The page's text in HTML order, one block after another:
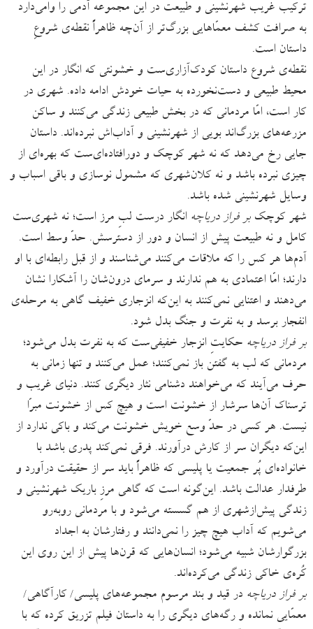
ترکیب غریب شهرنشینی و طبیعت در این مجموعه آدمی را وامی‌دارد
به صرافت کشف معمّاهایی بزرگ‌تر از آن‌چه ظاهراً نقطه‌ی شروعِ
داستان است.
نقطه‌ی شروع داستان کودک‌آزاری‌ست و خشونتی که انگار در این
محیط طبیعی و دست‌نخورده به حیات خودش ادامه داده. شهری در
کار است، امّا مردمانی که در بخش طبیعی زندگی می‌کنند و ساکن
مزرعه‌های بزرگ‌اند بویی از شهرنشینی و آداب‌اش نبرده‌اند. داستان
جایی رخ می‌دهد که نه شهر کوچک و دورافتاده‌ای‌ست که بهره‌ای از
چیزی نبرده باشد و نه کلان‌شهری‌ که مشمول نوسازی و باقی اسباب و
وسایل شهرنشینی شده باشد.
شهر کوچکبر فراز دریاچه انگار درست لبِ مرز است؛ نه شهری‌ست
کامل و نه طبیعت پیش از انسان و دور از دسترسش. حدّ وسط است.
آدم‌ها هر کس را که ملاقات می‌کنند می‌شناسند و از قبل رابطه‌ای با او
دارند؛ امّا اعتمادی به هم ندارند و سرمای درون‌شان را آشکارا نشان
می‌دهند و اعتنایی نمی‌کنند به این‌که انزجاری خفیف گاهی به مرحله‌ی
انفجار برسد و به نفرت و جنگ بدل شود.
بر فراز دریاچه حکایتِ انزجار خفیفی‌ست که به نفرت بدل می‌شود؛
مردمانی که لب به گفتن باز نمی‌کنند؛ عمل می‌کنند و تنها زمانی به
حرف می‌آیند که می‌خواهند دشنامی نثار دیگری کنند. دنیای غریب و
ترسناک آن‌ها سرشار از خشونت است و هیچ کس از خشونت مبرّا
نیست. هر کسی در حدّ وسع خویش خشونت می‌کند و باکی ندارد از
این‌که دیگران سر از کارش درآورند. فرقی نمی‌کند پدری باشد با
خانواده‌ای پُر جمعیت یا پلیسی که ظاهراً باید سر از حقیقت درآورد و
طرفدار عدالت باشد. این‌گونه است که گاهی مرزِ باریک شهرنشینی و
زندگی پیش‌ازشهری از هم گسسته می‌شود و با مردمانی روبه‌رو
می‌شویم که آداب هیچ چیز را نمی‌دانند و رفتارشان به اجداد
بزرگوارشان شبیه می‌شود؛ انسان‌هایی که قرن‌ها پیش از این روی این
کُره‌ی خاکی زندگی می‌کرده‌اند.
بر فراز دریاچه در قید و بند مرسوم مجموعه‌های پلیسی/ کارآگاهی/
معمّایی نمانده و رگه‌های دیگری را به داستان فیلم تزریق کرده که با